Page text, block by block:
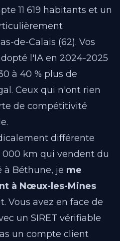
11 619 habitants et un
de-Calais (62). Vos
l'IA en 2024-2025
à 40 % plus de
Ceux qui n'ont rien
de compétitivité
différente
000 km qui vendent du
à Béthune, je me
à Nœux-les-Mines
Vous avez en face de
un SIRET vérifiable
un compte client